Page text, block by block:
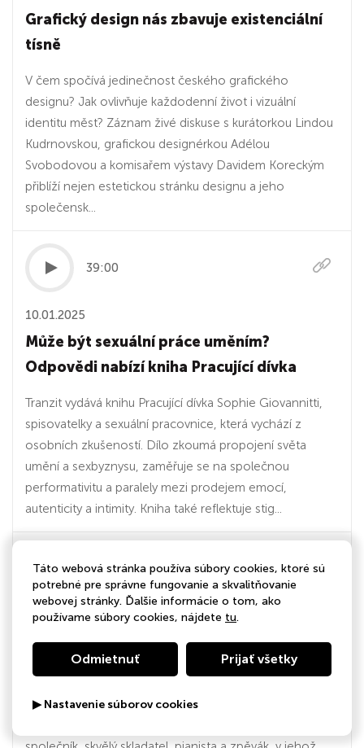
Grafický design nás zbavuje existenciální
tísně
V čem spočívá jedinečnost českého grafického
designu? Jak ovlivňuje každodenní život i vizuální
identitu měst? Záznam živé diskuse s kurátorkou Lindou
Kudrnovskou, grafickou designérkou Adélou
Svobodovou a komisařem výstavy Davidem Koreckým
přiblíží nejen estetickou stránku designu a jeho
společensk...
39:00
10.01.2025
Může být sexuální práce uměním?
Odpovědi nabízí kniha Pracující dívka
Tranzit vydává knihu Pracující dívka Sophie Giovannitti,
spisovatelky a sexuální pracovnice, která vychází z
osobních zkušeností. Dílo zkoumá propojení světa
umění a sexbyznysu, zaměřuje se na společnou
performativitu a paralely mezi prodejem emocí,
autenticity a intimity. Kniha také reflektuje stig...
44:37
09.01.2025
Slunce na peřinách. Vychází první LP Jiřího
Komplikovaná, zádumčivá osobnost, která toužila po
Táto webová stránka používa súbory cookies, ktoré sú
potrebné pre správne fungovanie a skvalitňovanie
webovej stránky. Ďalšie informácie o tom, ako
používame súbory cookies, nájdete tu.
Odmietnuť Prijať všetky
▶ Nastavenie súborov cookies